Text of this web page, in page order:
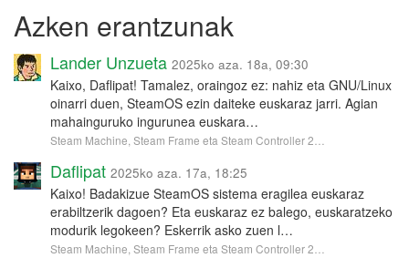
Azken erantzunak
Lander Unzueta 2025ko aza. 18a, 09:30
Kaixo, Daflipat! Tamalez, oraingoz ez: nahiz eta GNU/Linux
oinarri duen, SteamOS ezin daiteke euskaraz jarri. Agian
mahainguruko ingurunea euskara…
Steam Machine, Steam Frame eta Steam Controller 2…
Daflipat 2025ko aza. 17a, 18:25
Kaixo! Badakizue SteamOS sistema eragilea euskaraz
erabiltzerik dagoen? Eta euskaraz ez balego, euskaratzeko
modurik legokeen? Eskerrik asko zuen l…
Steam Machine, Steam Frame eta Steam Controller 2…